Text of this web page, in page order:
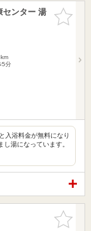
お気に入
りに追加
センター 湯
5分
入浴料金が無料になり
湯になっています。
お気に入
りに追加